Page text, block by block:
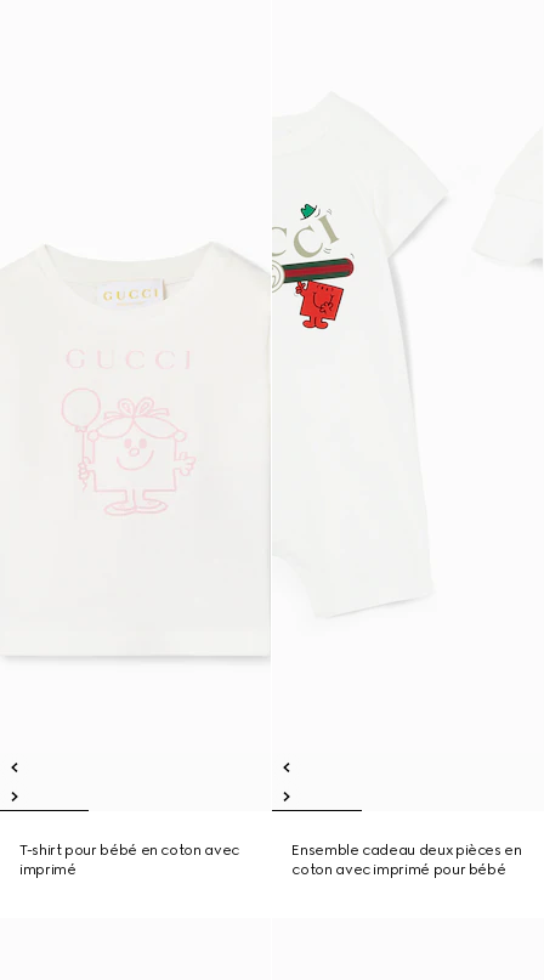
T-shirt pour bébé en coton avec
imprimé
Ensemble cadeau deux pièces en
coton avec imprimé pour bébé